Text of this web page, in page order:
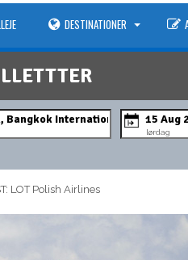
DESTINATIONER
lørdag
LOT Polish Airlines